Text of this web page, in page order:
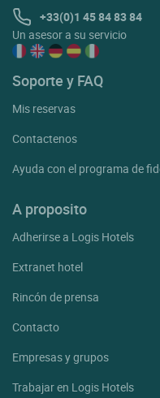
+33(0)1 45 84 83 84
Un asesor a su servicio
Soporte y FAQ
Mis reservas
Contactenos
Ayuda con el programa de
A proposito
Adherirse a Logis Hotels
Extranet hotel
Rincón de prensa
Contacto
Empresas y grupos
Trabajar en Logis Hotels